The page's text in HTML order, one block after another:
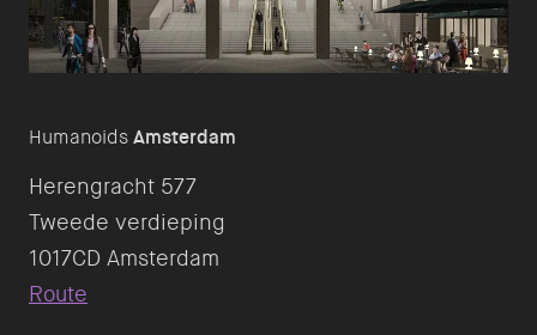
HumanoidsAmsterdam
Herengracht 577
Tweede verdieping
Route